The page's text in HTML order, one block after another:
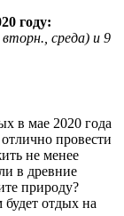
году:
среда) и 9
в мае 2020 года
провести
не менее
в древние
природу?
отдых на